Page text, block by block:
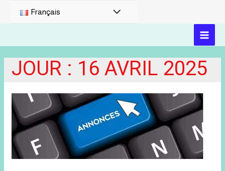
Français PERMUTATEUR
MENU
JOUR : 16 AVRIL 2025